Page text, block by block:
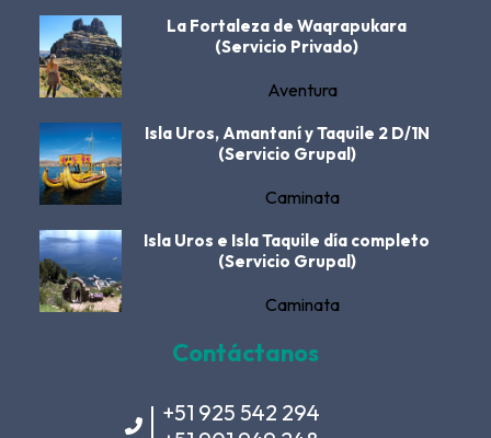
La Fortaleza de Waqrapukara
(Servicio Privado)
Aventura
Isla Uros, Amantaní y Taquile 2 D/1N
(Servicio Grupal)
Caminata
Isla Uros e Isla Taquile día completo
(Servicio Grupal)
Caminata
Contáctanos
+51 925 542 294